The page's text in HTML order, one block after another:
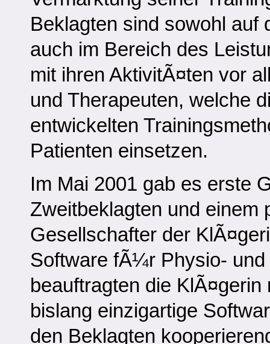
Beklagten sind sowohl auf
auch im Bereich des
mit ihren AktivitÃ¤ten vor
und Therapeuten, welche
entwickelten
Patienten einsetzen.
Im Mai 2001 gab es erste
Zweitbeklagten und einem
Gesellschafter der
Software fÃ¼r Physio-
beauftragten die
bislang einzigartige
den Beklagten